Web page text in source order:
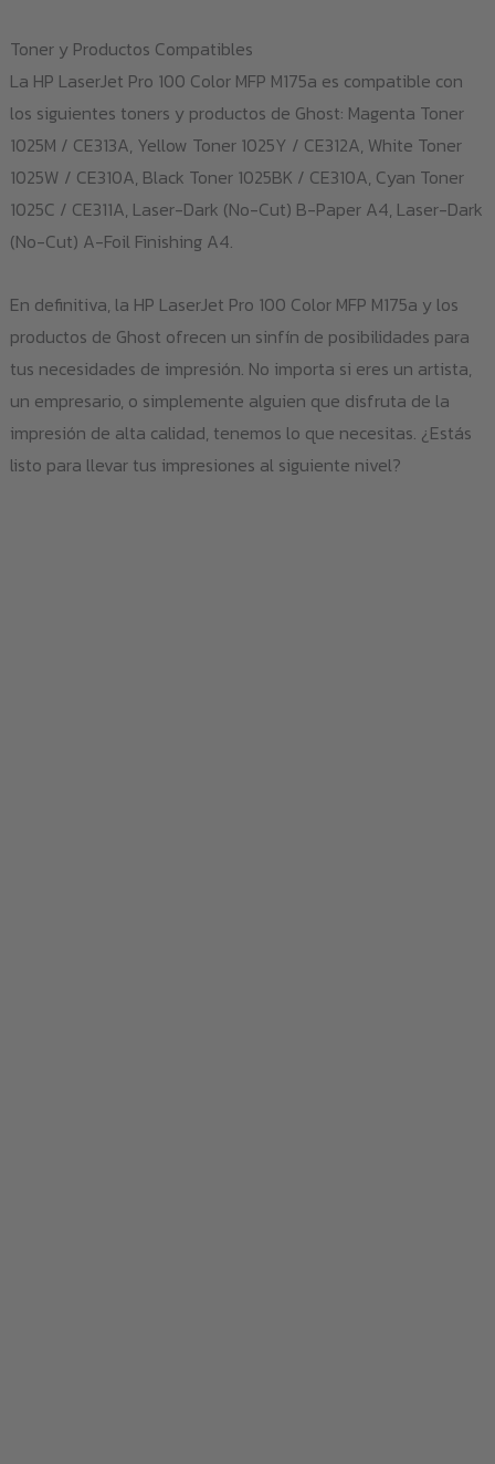
Toner y Productos Compatibles
La HP LaserJet Pro 100 Color MFP M175a es compatible con
los siguientes toners y productos de Ghost: Magenta Toner
1025M / CE313A, Yellow Toner 1025Y / CE312A, White Toner
1025W / CE310A, Black Toner 1025BK / CE310A, Cyan Toner
1025C / CE311A, Laser-Dark (No-Cut) B-Paper A4, Laser-Dark
(No-Cut) A-Foil Finishing A4.
En definitiva, la HP LaserJet Pro 100 Color MFP M175a y los
productos de Ghost ofrecen un sinfín de posibilidades para
tus necesidades de impresión. No importa si eres un artista,
un empresario, o simplemente alguien que disfruta de la
impresión de alta calidad, tenemos lo que necesitas. ¿Estás
listo para llevar tus impresiones al siguiente nivel?